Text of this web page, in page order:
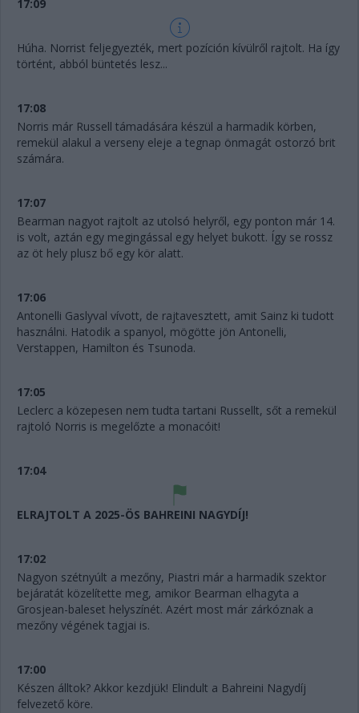
17:09
Húha. Norrist feljegyezték, mert pozíción kívülről rajtolt. Ha így
történt, abból büntetés lesz...
17:08
Norris már Russell támadására készül a harmadik körben,
remekül alakul a verseny eleje a tegnap önmagát ostorzó brit
számára.
17:07
Bearman nagyot rajtolt az utolsó helyről, egy ponton már 14.
is volt, aztán egy megingással egy helyet bukott. Így se rossz
az öt hely plusz bő egy kör alatt.
17:06
Antonelli Gaslyval vívott, de rajtavesztett, amit Sainz ki tudott
használni. Hatodik a spanyol, mögötte jön Antonelli,
Verstappen, Hamilton és Tsunoda.
17:05
Leclerc a közepesen nem tudta tartani Russellt, sőt a remekül
rajtoló Norris is megelőzte a monacóit!
17:04
ELRAJTOLT A 2025-ÖS BAHREINI NAGYDÍJ!
17:02
Nagyon szétnyúlt a mezőny, Piastri már a harmadik szektor
bejáratát közelítette meg, amikor Bearman elhagyta a
Grosjean-baleset helyszínét. Azért most már zárkóznak a
mezőny végének tagjai is.
17:00
Készen álltok? Akkor kezdjük! Elindult a Bahreini Nagydíj
felvezető köre.